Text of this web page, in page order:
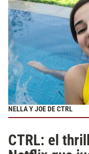
NELLA Y JOE DE CTRL
CTRL: el